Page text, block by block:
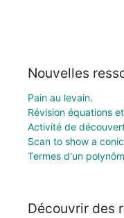
Nouvelles
Pain au levain.
Révision équations
Activité de
Scan to show a
Termes d'un
Découvrir des